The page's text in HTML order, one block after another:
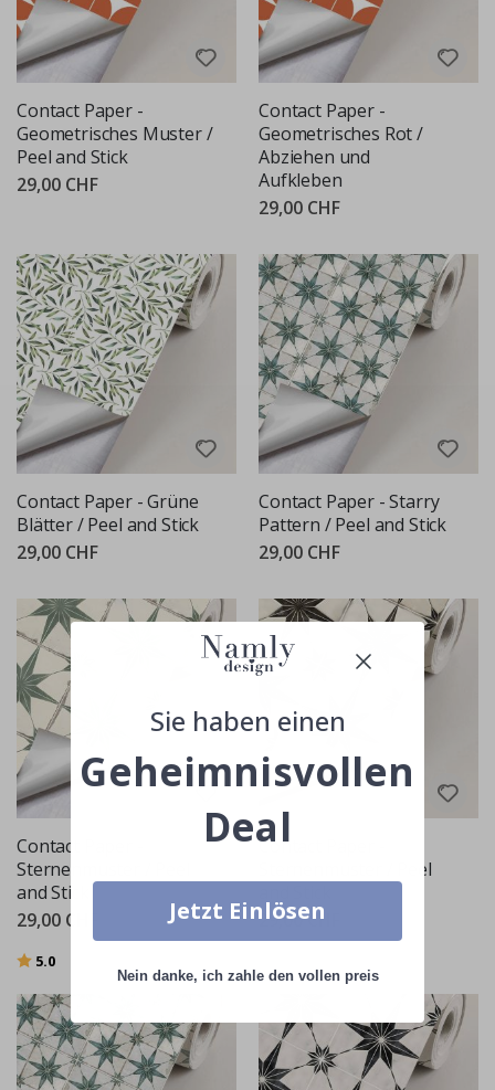
Contact Paper -
Geometrisches Muster /
Peel and Stick
29,00 CHF
Contact Paper -
Geometrisches Rot /
Abziehen und
Aufkleben
29,00 CHF
Contact Paper - Grüne
Blätter / Peel and Stick
29,00 CHF
Contact Paper - Starry
Pattern / Peel and Stick
29,00 CHF
Contact Paper -
Sternenmuster / Peel
and Stick
29,00 CHF
Bewertung:
5.0
Contact Paper -
Sternenmuster / Peel
29,00 CHF
Sie haben einen
Geheimnisvollen
Deal
Jetzt Einlösen
Nein danke, ich zahle den vollen preis